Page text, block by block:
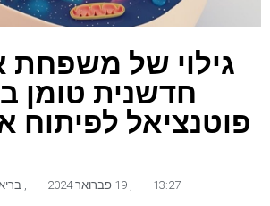
גילוי של משפחת
חדשנית טומן
פוטנציאל לפיתוח
13:27